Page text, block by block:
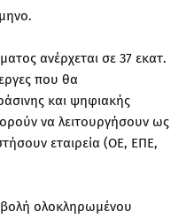
ανέρχεται σε 37 εκατ.
που θα
και ψηφιακής
να λειτουργήσουν ως
εταιρεία (ΟΕ, ΕΠΕ,
ολοκληρωμένου